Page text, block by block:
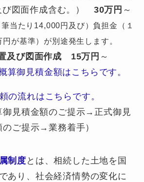
び図面作成含む。） 30万円 ～
当たり14,000円及び）負担金（１
が基準）が別途発生します。
及び図面作成 15万円 ～
算御見積金額はこちらです。
の流れはこちらです。
御見積金額のご提示→正式御見
のご提示→業務着手）
制度 とは、相続した土地を国
あり、社会経済情勢の変化に